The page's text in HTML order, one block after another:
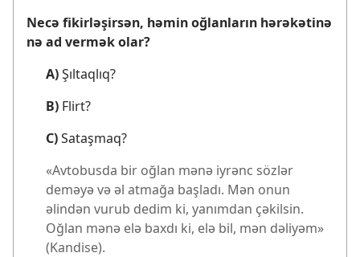
Necə fikirləşirsən, həmin oğlanların hərəkətinə
nə ad vermək olar?
A)Şıltaqlıq?
B) Flirt?
C)Sataşmaq?
«Avtobusda bir oğlan mənə iyrənc sözlər
deməyə və əl atmağa başladı. Mən onun
əlindən vurub dedim ki, yanımdan çəkilsin.
Oğlan mənə elə baxdı ki, elə bil, mən dəliyəm»
(Kandise).